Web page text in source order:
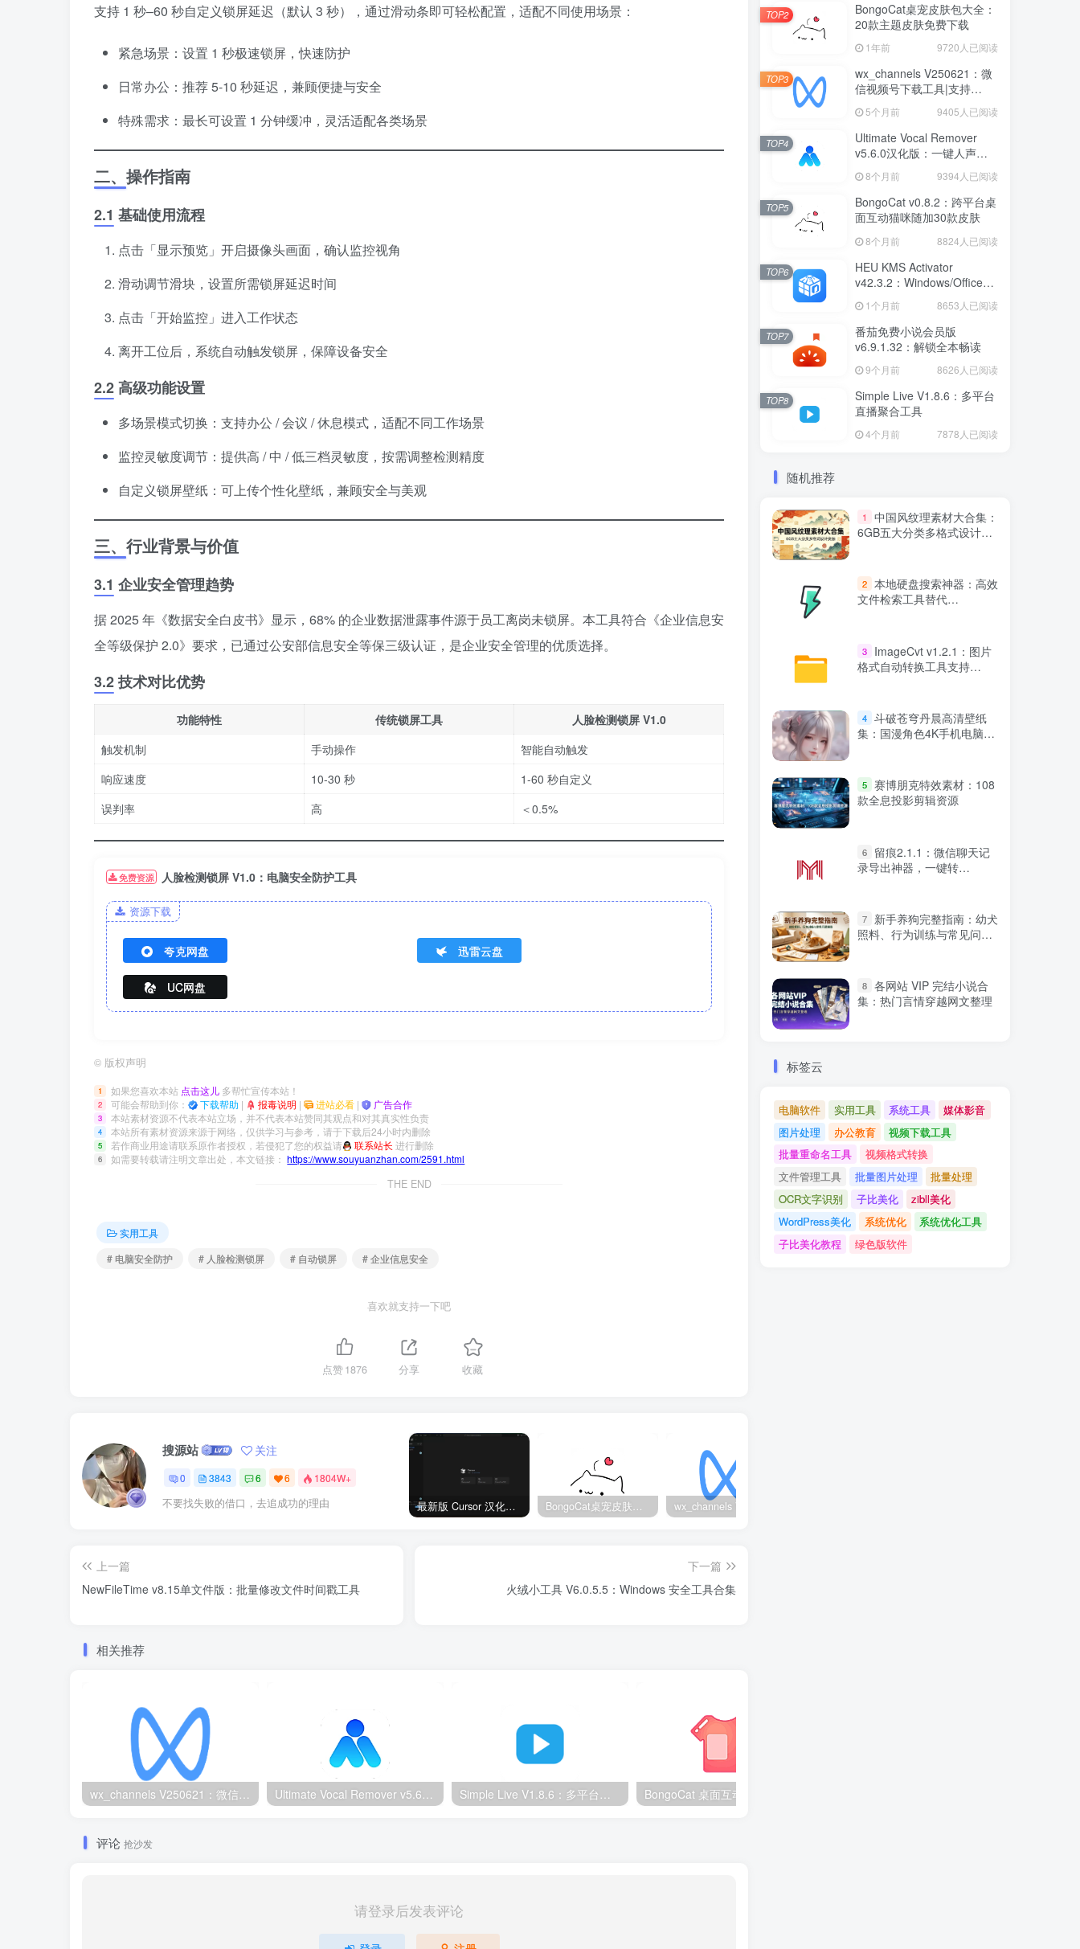
支持 1 秒–60 秒自定义锁屏延迟（默认 3 秒），通过滑动条即可轻松配置，适配不同使用场景：
紧急场景：设置 1 秒极速锁屏，快速防护
日常办公：推荐 5-10 秒延迟，兼顾便捷与安全
特殊需求：最长可设置 1 分钟缓冲，灵活适配各类场景
二、操作指南
2.1 基础使用流程
点击「显示预览」开启摄像头画面，确认监控视角
滑动调节滑块，设置所需锁屏延迟时间
点击「开始监控」进入工作状态
离开工位后，系统自动触发锁屏，保障设备安全
2.2 高级功能设置
多场景模式切换：支持办公 / 会议 / 休息模式，适配不同工作场景
监控灵敏度调节：提供高 / 中 / 低三档灵敏度，按需调整检测精度
自定义锁屏壁纸：可上传个性化壁纸，兼顾安全与美观
三、行业背景与价值
3.1 企业安全管理趋势
据 2025 年《数据安全白皮书》显示，68% 的企业数据泄露事件源于员工离岗未锁屏。本工具符合《企业信息安
全等级保护 2.0》要求，已通过公安部信息安全等保三级认证，是企业安全管理的优质选择。
3.2 技术对比优势
功能特性 传统锁屏工具
人脸检测锁屏 V1.0
触发机制
手动操作
智能自动触发
响应速度
10-30 秒
1-60 秒自定义
误判率
高 ＜0.5%
免费资源 人脸检测锁屏 V1.0：电脑安全防护工具
资源下载
夸克网盘 迅雷云盘
UC网盘
© 版权声明
1 如果您喜欢本站 点击这儿 多帮忙宣传本站！
2 可能会帮助到你： 下载帮助 | 报毒说明 | 进站必看 | 广告合作
3 本站素材资源不代表本站立场，并不代表本站赞同其观点和对其真实性负责
4 本站所有素材资源来源于网络，仅供学习与参考，请于下载后24小时内删除
5 若作商业用途请联系原作者授权，若侵犯了您的权益请 联系站长 进行删除
6 如需要转载请注明文章出处，本文链接：https://www.souyuanzhan.com/2591.html
THE END
实用工具
# 电脑安全防护
# 人脸检测锁屏 # 自动锁屏 # 企业信息安全
喜欢就支持一下吧
点赞1876 分享 收藏
搜源站 关注
0 3843 6 6 1804W+
不要找失败的借口，去追成功的理由 最新版 Cursor 汉化设置中文教程（两种简单方法，附中文语言包下载） BongoCat桌宠皮肤包大全：20款主题皮肤免费下载
上一篇
NewFileTime v8.15单文件版：批量修改文件时间戳工具
下一篇
火绒小工具 V6.0.5.5：Windows 安全工具合集
相关推荐
wx_channels V250621：微信视频号下载工具|支持Win/macOS Ultimate Vocal Remover v5.6.0汉化版：一键人声分离工具 Simple Live V1.8.6：多平台直播聚合工具
评论 抢沙发
请登录后发表评论
BongoCat桌宠皮肤包大全：
20款主题皮肤免费下载
1年前 9720人已阅读
TOP2
wx_channels V250621：微
信视频号下载工具|支持
Win/macOS
5个月前 9405人已阅读
TOP3
Ultimate Vocal Remover
v5.6.0汉化版：一键人声分
离工具
8个月前 9394人已阅读
TOP4
BongoCat v0.8.2：跨平台桌
面互动猫咪随加30款皮肤
8个月前 8824人已阅读
TOP5
HEU KMS Activator
v42.3.2：Windows/Office智
1个月前 8653人已阅读
TOP6
番茄免费小说会员版
v6.9.1.32：解锁全本畅读
9个月前 8626人已阅读
TOP7
Simple Live V1.8.6：多平台
直播聚合工具
4个月前 7878人已阅读
TOP8
随机推荐
1
中国风纹理素材大合集：
6GB五大分类多格式设计资
2 本地硬盘搜索神器：高效
文件检索工具替代
3
ImageCvt v1.2.1：图片
格式自动转换工具支持
4 斗破苍穹丹晨高清壁纸
集：国漫角色4K手机电脑壁
5 赛博朋克特效素材：108
款全息投影剪辑资源
6
留痕2.1.1：微信聊天记
录导出神器，一键转
7
新手养狗完整指南：幼犬
照料、行为训练与常见问题
8 各网站 VIP 完结小说合
集：热门言情穿越网文整理
标签云
电脑软件 实用工具 系统工具
媒体影音
图片处理
办公教育
视频下载工具
批量重命名工具
视频格式转换
文件管理工具
批量图片处理
批量处理
OCR文字识别
子比美化
zibll美化
WordPress美化
系统优化
系统优化工具
子比美化教程
绿色版软件